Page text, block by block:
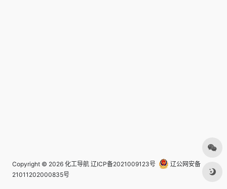
Copyright © 2026 化工导航 辽ICP备2021009123号
辽公网安备
21011202000835号